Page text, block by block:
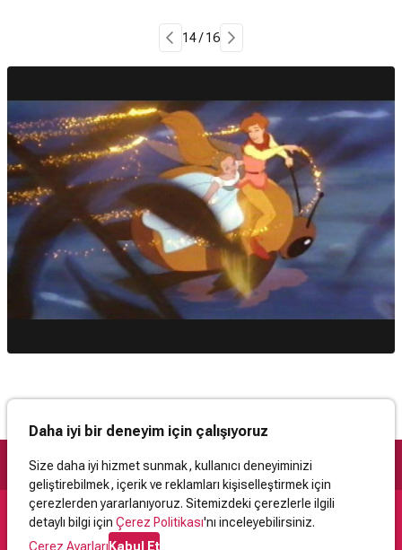
14 / 16
Daha iyi bir deneyim için çalışıyoruz
Size daha iyi hizmet sunmak, kullanıcı deneyiminizi
geliştirebilmek, içerik ve reklamları kişiselleştirmek için
çerezlerden yararlanıyoruz. Sitemizdeki çerezlerle ilgili
detaylı bilgi için Çerez Politikası'nı inceleyebilirsiniz.
Çerez AyarlarıKabul Et
Destek